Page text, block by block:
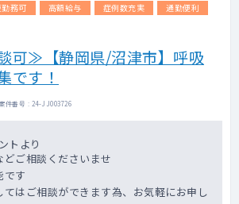
務可 高額給与 症例数充実
通勤便利
可≫【静岡県/沼津市】呼吸
です！
件番号 : 24-JJ003726
トより
どご相談くださいませ
です
てはご相談ができます為、お気軽にお申し